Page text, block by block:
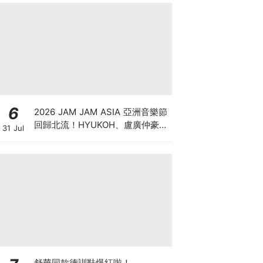
6
31 Jul
2026 JAM JAM ASIA 亞洲音樂節
回歸北流！HYUKOH、盧廣仲豪華